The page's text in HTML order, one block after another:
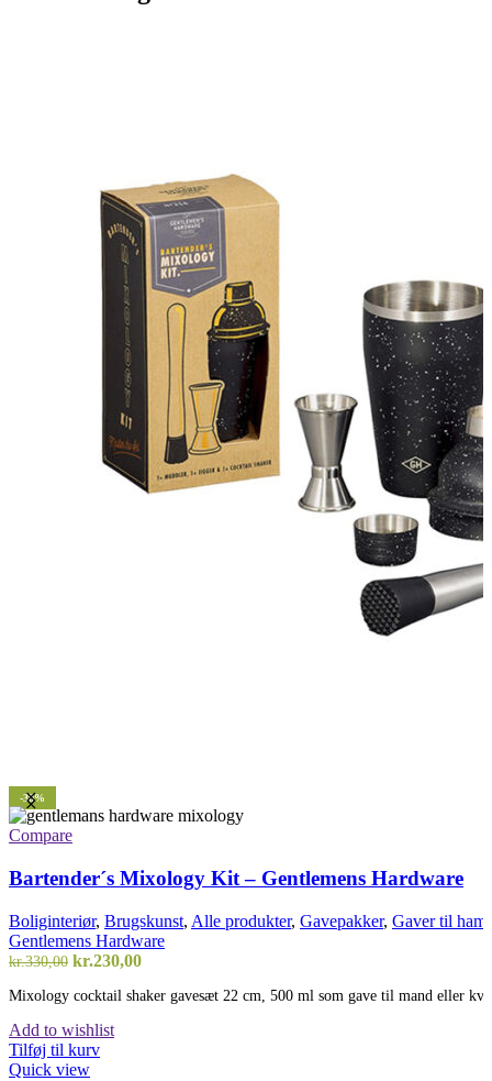
-30%
Compare
Bartender´s Mixology Kit – Gentlemens Hardware
Boliginteriør, Brugskunst, Alle produkter, Gavepakker, Gaver til ham
Gentlemens Hardware
kr.330,00 Den
pris
kr.330,00.
kr.230,00Den
pris
Mixology cocktail shaker gavesæt 22 cm, 500 ml som gave til mand eller
Add to wishlist
Tilføj til kurv
Quick view